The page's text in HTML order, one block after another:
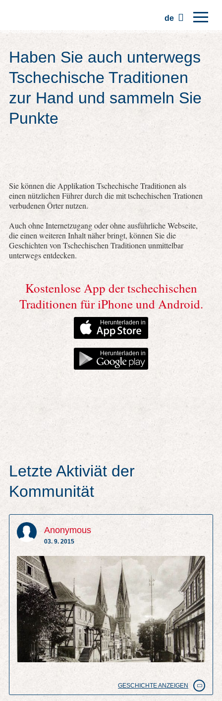
de
Regionen
Traditionen
Ausflüge
Kommunität
Haben Sie auch unterwegs
Tschechische Traditionen
zur Hand und sammeln Sie
Punkte
Sie können die Applikation Tschechische Traditionen als
einen nützlichen Führer durch die mit tschechischen Trationen
verbudenen Örter nutzen.
Auch ohne Internetzugang oder ohne ausführliche Webseite,
die einen weiteren Inhalt näher bringt, können Sie die
Geschichten von Tschechischen Traditionen unmittelbar
unterwegs entdecken.
Kostenlose App der tschechischen
Traditionen für iPhone und Android.
Herunterladen in
Herunterladen in
Letzte Aktiviät der
Kommunität
Anonymous
03. 9. 2015
GESCHICHTE ANZEIGEN